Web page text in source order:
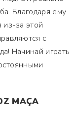
Благодаря ему
за этой
с
Начинай играть
MAÇA